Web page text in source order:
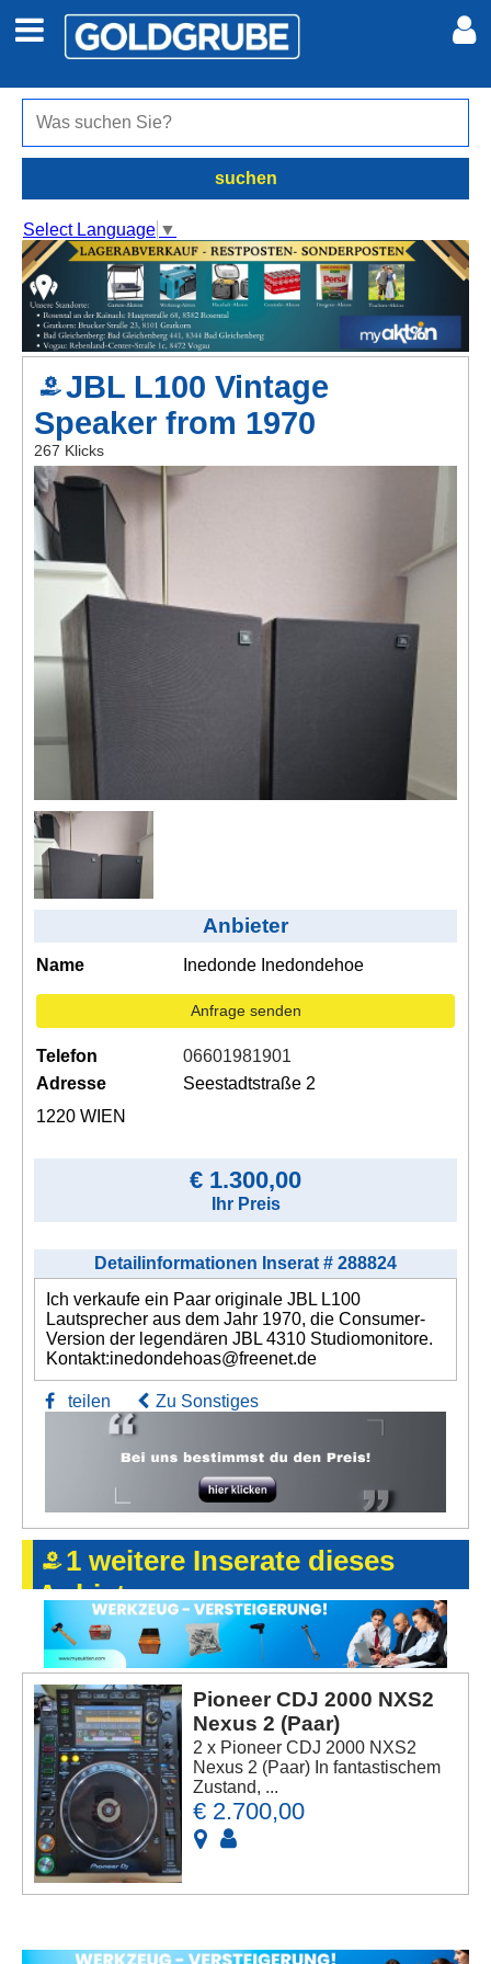
Auto + Motor
Jobs
Marktplatz
Erotik
Auktionen
jetzt inserieren
Kontakt
AGB, Nutzungsbedingungen
Impressum
Meine Inserate
Anmelden
suchen
Select Language ▼
JBL L100 Vintage
Speaker from 1970
267 Klicks
Anbieter
Name Inedonde Inedondehoe
Anfrage senden
Telefon
06601981901
Adresse
Seestadtstraße 2
1220 WIEN
€ 1.300,00
Ihr Preis
Detailinformationen Inserat # 288824
Ich verkaufe ein Paar originale JBL L100
Lautsprecher aus dem Jahr 1970, die Consumer-
Version der legendären JBL 4310 Studiomonitore.
Kontakt:inedondehoas@freenet.de
teilen Zu Sonstiges
1 weitere Inserate dieses
Anbieters
Pioneer CDJ 2000 NXS2
Nexus 2 (Paar)
2 x Pioneer CDJ 2000 NXS2
Nexus 2 (Paar) In fantastischem
Zustand, ...
€ 2.700,00